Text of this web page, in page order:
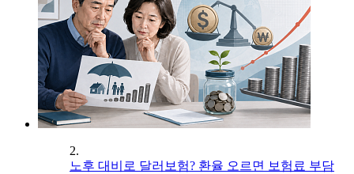
2.
노후 대비로 달러보험? 환율 오르면 보험료 부담